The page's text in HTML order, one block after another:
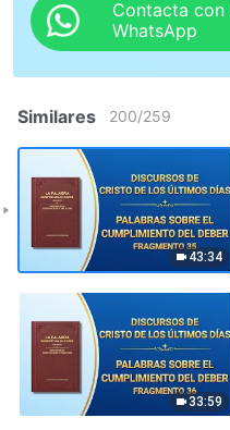
Contacta
WhatsApp
Similares 200/259
43:34
33:59